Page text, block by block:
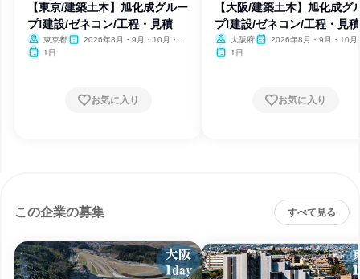
【東京/建築土木】旭化成グルー
プ!建設/ゼネコン/工程・見積
東京都
2026年8月・9月・10月・11
1日
お気に入り
【大阪/建築土木】旭化成グ
プ!建設/ゼネコン/工程・見積
大阪府
2026年8月・9月・10月
1日
お気に入り
この企業の募集 すべて見る